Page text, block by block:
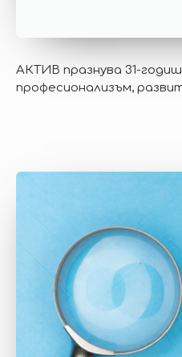
АКТИВ празнува 31-
професионализъм,